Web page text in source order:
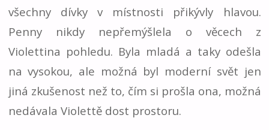
všechny dívky v místnosti přikývly hlavou.
Penny nikdy nepřemýšlela o věcech z
Violettina pohledu. Byla mladá a taky odešla
na vysokou, ale možná byl moderní svět jen
jiná zkušenost než to, čím si prošla ona, možná
nedávala Violettě dost prostoru.